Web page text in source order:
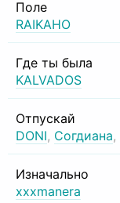
Поле
RAIKAHO
Где ты была
KALVADOS
Отпускай
DONI, Согдиана,
Изначально
xxxmanera